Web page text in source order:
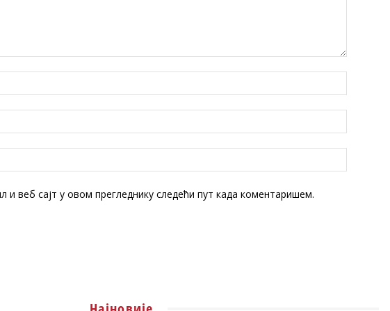
и веб сајт у овом прегледнику следећи пут када коментаришем.